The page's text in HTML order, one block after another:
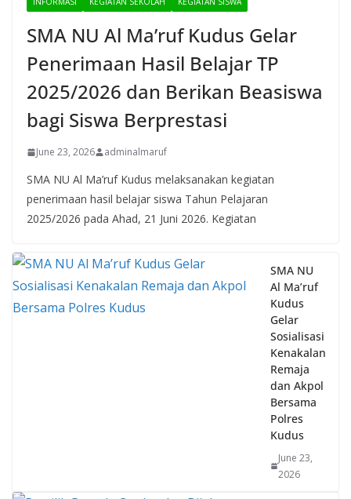
SMA NU Al Ma’ruf Kudus Gelar
Penerimaan Hasil Belajar TP
2025/2026 dan Berikan Beasiswa
bagi Siswa Berprestasi
June 23, 2026 adminalmaruf
SMA NU Al Ma’ruf Kudus melaksanakan kegiatan
penerimaan hasil belajar siswa Tahun Pelajaran
2025/2026 pada Ahad, 21 Juni 2026. Kegiatan
Al Ma’ruf
Kudus
Gelar
Sosialisasi
Kenakalan
Remaja
dan Akpol
Bersama
Polres
Kudus
June 23,
2026